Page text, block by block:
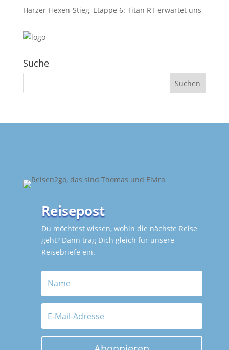
Harzer-Hexen-Stieg, Etappe 6: Titan RT erwartet uns
Suche
Reisepost
Du möchtest wissen, wohin die nächste Reise
geht? Dann trag Dich gleich für unsere
Reisebriefe ein.